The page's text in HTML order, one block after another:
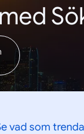
vad som